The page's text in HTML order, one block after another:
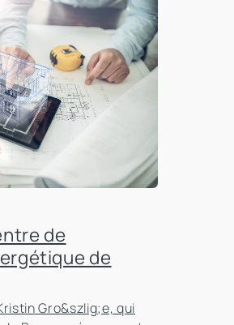
de
de
Gro&szlig;e, qui